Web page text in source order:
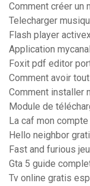
Comment créer un
Telecharger
Flash player
Application
Foxit pdf editor
Comment avoir
Comment installer
Module de
La caf mon
Hello neighbor
Fast and furious
Gta 5 guide
Tv online gratis